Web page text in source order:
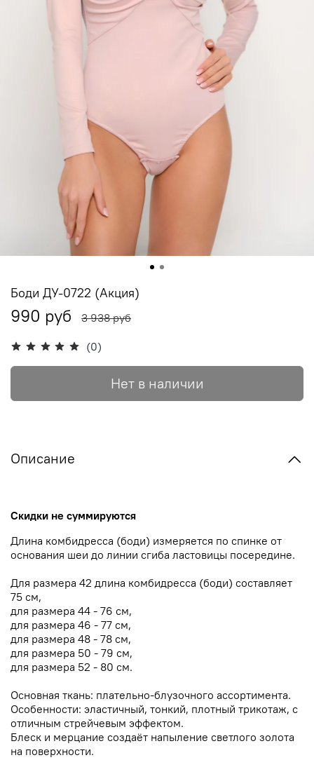
(0)
Боди ДУ-0722 (Акция)
990 руб 3 938 руб
Нет в наличии
Описание
Скидки не суммируются
Длина комбидресса (боди) измеряется по спинке от
основания шеи до линии сгиба ластовицы посередине.
Для размера 42 длина комбидресса (боди) составляет
75 см,
для размера 44 - 76 см,
для размера 46 - 77 см,
для размера 48 - 78 см,
для размера 50 - 79 см,
для размера 52 - 80 см.
Основная ткань: плательно-блузочного ассортимента.
Особенности: эластичный, тонкий, плотный трикотаж, с
отличным стрейчевым эффектом.
Блеск и мерцание создаёт напыление светлого золота
на поверхности.